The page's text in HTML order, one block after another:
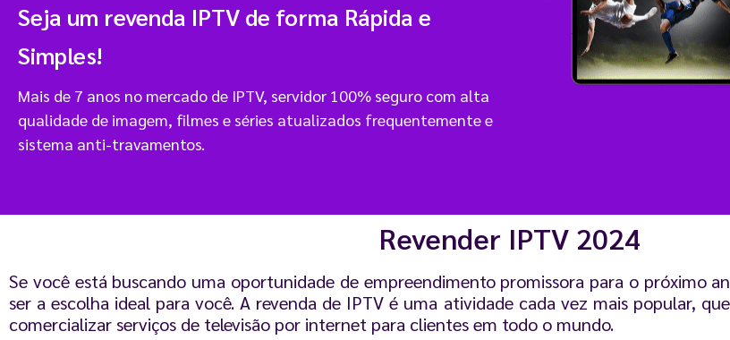
Seja um revenda IPTV de forma Rápida e
Simples!
Mais de 7 anos no mercado de IPTV, servidor 100% seguro com alta
qualidade de imagem, filmes e séries atualizados frequentemente e
sistema anti-travamentos.
Revender IPTV 2024
Se você está buscando uma oportunidade de empreendimento promissora para o próximo
ser a escolha ideal para você. A revenda de IPTV é uma atividade cada vez mais popular,
comercializar serviços de televisão por internet para clientes em todo o mundo.